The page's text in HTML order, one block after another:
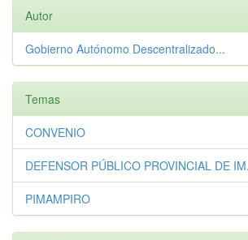
Autor
Gobierno Autónomo Descentralizado...
Temas
CONVENIO
DEFENSOR PÚBLICO PROVINCIAL DE
PIMAMPIRO